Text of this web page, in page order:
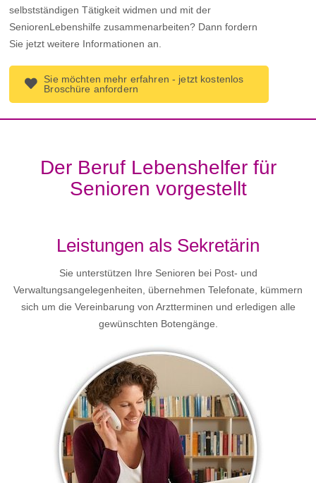
selbstständigen Tätigkeit widmen und mit der
SeniorenLebenshilfe zusammenarbeiten? Dann fordern
Sie jetzt weitere Informationen an.
Sie möchten mehr erfahren - jetzt kostenlos
Broschüre anfordern
Der Beruf Lebenshelfer für
Senioren vorgestellt
Leistungen als Sekretärin
Sie unterstützen Ihre Senioren bei Post- und
Verwaltungsangelegenheiten, übernehmen Telefonate, kümmern
sich um die Vereinbarung von Arztterminen und erledigen alle
gewünschten Botengänge.